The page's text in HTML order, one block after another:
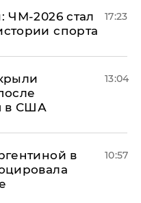
ЧМ-2026 стал
спорта
17:23
в США
13:04
в
10:57